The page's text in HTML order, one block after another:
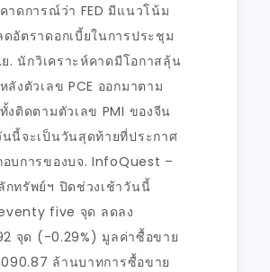
าดการณ์ว่า FED มีแนวโน้ม
อัตราดอกเบี้ยในการประชุม
. นักวิเคราะห์คาดมีโอกาสลุ้น
ลังตัวเลข PCE ออกมาตาม
งติดตามตัวเลข PMI ของจีน
นนี้จะเป็นวันสุดท้ายที่ประกาศ
อบการของบจ. InfoQuest –
กทรัพย์ฯ ปิดช่วงเช้าวันนี้
five จุด ลดลง
จุด (-0.29%) มูลค่าซื้อขาย
ล้านบาทการซื้อขาย